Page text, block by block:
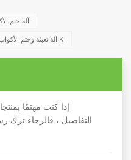
آلة ختم
آلة تعبئة وختم الأكواب K
إذا كنت مهتمًا
التفاصيل ، فالرجاء ترك